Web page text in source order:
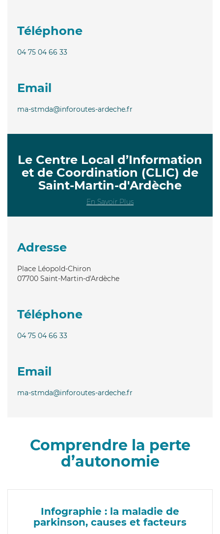
Téléphone
04 75 04 66 33
Email
ma-stmda@inforoutes-ardeche.fr
Le Centre Local d’Information
et de Coordination (CLIC) de
Saint-Martin-d'Ardèche
En Savoir Plus
Adresse
Place Léopold-Chiron
07700 Saint-Martin-d'Ardèche
Téléphone
04 75 04 66 33
Email
ma-stmda@inforoutes-ardeche.fr
Comprendre la perte
d’autonomie
Infographie : la maladie de
parkinson, causes et facteurs